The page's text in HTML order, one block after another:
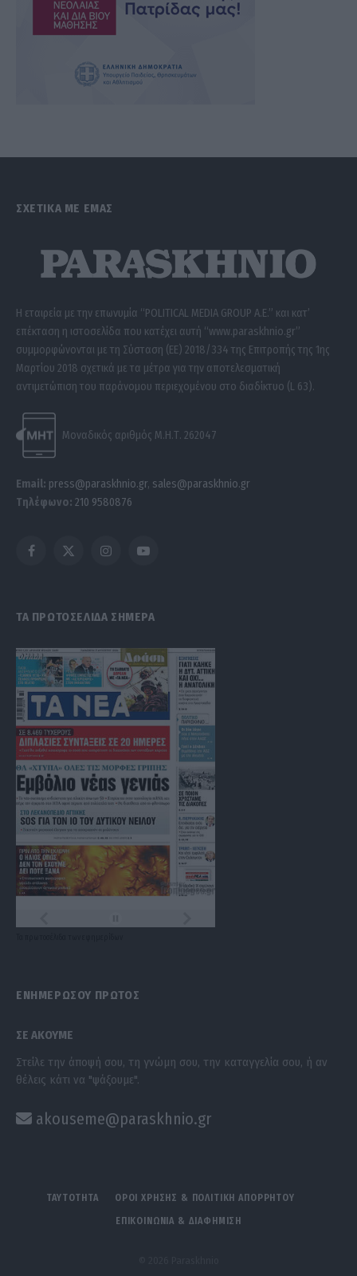
ΣΧΕΤΙΚΑ ΜΕ ΕΜΑΣ
Η εταιρεία με την επωνυμία “POLITICAL MEDIA GROUP A.E.” και κατ’
επέκταση η ιστοσελίδα που κατέχει αυτή “www.paraskhnio.gr”
συμμορφώνονται με τη Σύσταση (ΕΕ) 2018/334 της Επιτροπής της 1ης
Μαρτίου 2018 σχετικά με τα μέτρα για την αποτελεσματική
αντιμετώπιση του παράνομου περιεχομένου στο διαδίκτυο (L 63).
Μοναδικός αριθμός Μ.Η.Τ. 262047
Email: press@paraskhnio.gr, sales@paraskhnio.gr
Τηλέφωνο: 210 9580876
Facebook
X
InstagramYouTube
ΤΑ ΠΡΩΤΟΣΕΛΙΔΑ ΣΗΜΕΡΑ
ΕΝΗΜΕΡΩΣΟΥ ΠΡΩΤΟΣ
ΣΕ ΑΚΟΥΜΕ
Στείλε την άποψή σου, τη γνώμη σου, την καταγγελία σου, ή αν
θέλεις κάτι να "ψάξουμε".
akouseme@paraskhnio.gr
ΤΑΥΤΟΤΗΤΑ ΟΡΟΙ ΧΡΗΣΗΣ & ΠΟΛΙΤΙΚΗ ΑΠΟΡΡΗΤΟΥ
ΕΠΙΚΟΙΝΩΝΙΑ & ΔΙΑΦΗΜΙΣΗ